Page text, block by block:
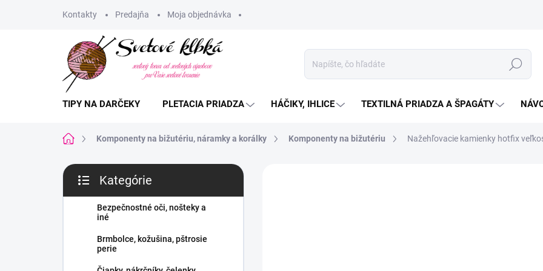
Kontakty Predajňa Moja objednávka
Hľadať
TIPY NA DARČEKY PLETACIA PRIADZA HÁČIKY, IHLICE TEXTILNÁ PRIADZA A ŠPAGÁTY
DomovKomponenty na bižutériu, náramky a korálky Komponenty na bižutériu Nažehľovacie kamienky hotfix
B
č
kategórie
Kategórie
Bezpečnostné oči, nošteky a
iné
Brmbolce, kožušina, pštrosie
perie